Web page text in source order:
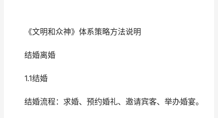
《文明和众神》体系策略方法说明
结婚离婚
1.1结婚
结婚流程：求婚、预约婚礼、邀请宾客、举办婚宴。